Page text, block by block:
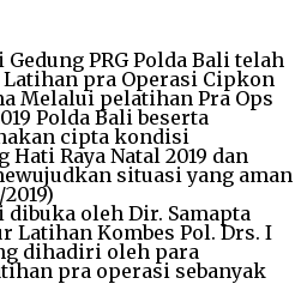
PRG Polda Bali telah
pra Operasi Cipkon
Melalui pelatihan Pra Ops
Polda Bali beserta
cipta kondisi
Raya Natal 2019 dan
situasi yang aman
oleh Dir. Samapta
Latihan Kombes Pol. Drs. I
dihadiri oleh para
pra operasi sebanyak